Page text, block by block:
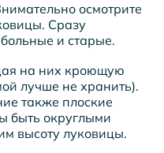
осмотрите
Сразу
и старые.
на них кроющую
лучше не хранить).
также плоские
быть округлыми
высоту луковицы.